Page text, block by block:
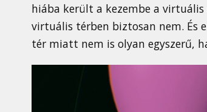
hiába került a kezembe a virtuális
virtuális térben biztosan nem. És
tér miatt nem is olyan egyszerű,